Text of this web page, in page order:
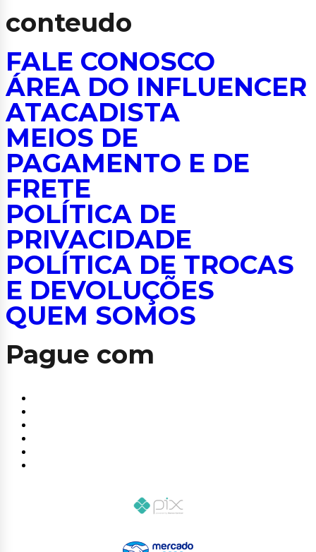
conteudo
FALE CONOSCO
ÁREA DO INFLUENCER
ATACADISTA
MEIOS DE
PAGAMENTO E DE
FRETE
POLÍTICA DE
PRIVACIDADE
POLÍTICA DE TROCAS
E DEVOLUÇÕES
QUEM SOMOS
Pague com